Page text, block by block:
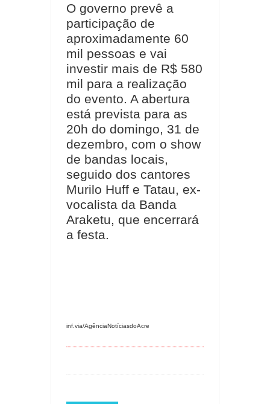
O governo prevê a
participação de
aproximadamente 60
mil pessoas e vai
investir mais de R$ 580
mil para a realização
do evento. A abertura
está prevista para as
20h do domingo, 31 de
dezembro, com o show
de bandas locais,
seguido dos cantores
Murilo Huff e Tatau, ex-
vocalista da Banda
Araketu, que encerrará
a festa.
inf.via/AgênciaNotíciasdoAcre